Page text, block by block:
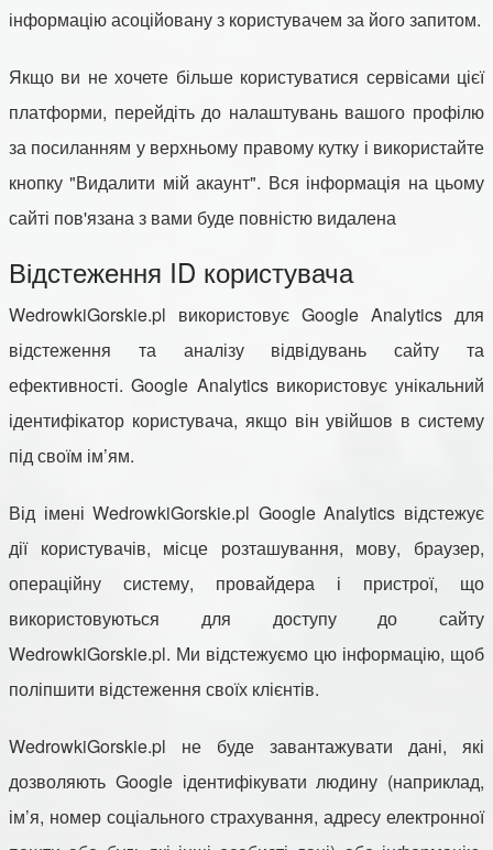
інформацію асоційовану з користувачем за його запитом.
Якщо ви не хочете більше користуватися сервісами цієї
платформи, перейдіть до налаштувань вашого профілю
за посиланням у верхньому правому кутку і використайте
кнопку "Видалити мій акаунт". Вся інформація на цьому
сайті пов'язана з вами буде повністю видалена
Відстеження ID користувача
WedrowkiGorskie.pl використовує Google Analytics для
відстеження та аналізу відвідувань сайту та
ефективності. Google Analytics використовує унікальний
ідентифікатор користувача, якщо він увійшов в систему
під своїм ім’ям.
Від імені WedrowkiGorskie.pl Google Analytics відстежує
дії користувачів, місце розташування, мову, браузер,
операційну систему, провайдера і пристрої, що
використовуються для доступу до сайту
WedrowkiGorskie.pl. Ми відстежуємо цю інформацію, щоб
поліпшити відстеження своїх клієнтів.
WedrowkiGorskie.pl не буде завантажувати дані, які
дозволяють Google ідентифікувати людину (наприклад,
ім’я, номер соціального страхування, адресу електронної